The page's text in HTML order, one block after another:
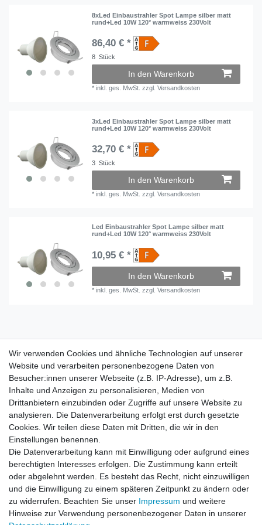
8xLed Einbaustrahler Spot Lampe silber matt
rund+Led 10W 120° warmweiss 230Volt
86,40 € *
8 Stück
In den Warenkorb
*inkl. ges. MwSt. zzgl.Versandkosten
3xLed Einbaustrahler Spot Lampe silber matt
rund+Led 10W 120° warmweiss 230Volt
32,70 € *
3 Stück
In den Warenkorb
*inkl. ges. MwSt. zzgl.Versandkosten
Led Einbaustrahler Spot Lampe silber matt
rund+Led 10W 120° warmweiss 230Volt
10,95 € *
In den Warenkorb
*inkl. ges. MwSt. zzgl.Versandkosten
Wir verwenden Cookies und ähnliche Technologien auf unserer
Website und verarbeiten personenbezogene Daten von
Besucher:innen unserer Webseite (z.B. IP-Adresse), um z.B.
Inhalte und Anzeigen zu personalisieren, Medien von
Drittanbietern einzubinden oder Zugriffe auf unsere Website zu
analysieren. Die Datenverarbeitung erfolgt erst durch gesetzte
Cookies. Wir teilen diese Daten mit Dritten, die wir in den
Einstellungen benennen.
Die Datenverarbeitung kann mit Einwilligung oder aufgrund eines
berechtigten Interesses erfolgen. Die Zustimmung kann erteilt
oder abgelehnt werden. Es besteht das Recht, nicht einzuwilligen
und die Einwilligung zu einem späteren Zeitpunkt zu ändern oder
zu widerrufen. Beachten Sie unser Impressum und weitere
Hinweise zur Verwendung personenbezogener Daten in unserer
Impressum Daten­schutz­erklärung AGB
Barrierefreiheitserklärung
Vertrag widerrufen Kontakt
Wir verwenden Cookies und ähnliche Technologien auf unserer
Website und verarbeiten personenbezogene Daten von
Besucher:innen unserer Webseite (z.B. IP-Adresse), um z.B.
Inhalte und Anzeigen zu personalisieren, Medien von
Drittanbietern einzubinden oder Zugriffe auf unsere Website zu
analysieren. Die Datenverarbeitung erfolgt erst durch gesetzte
Cookies. Wir teilen diese Daten mit Dritten, die wir in den
Einstellungen benennen.
Die Datenverarbeitung kann mit Einwilligung oder aufgrund eines
berechtigten Interesses erfolgen. Die Zustimmung kann erteilt
oder abgelehnt werden. Es besteht das Recht, nicht einzuwilligen
und die Einwilligung zu einem späteren Zeitpunkt zu ändern oder
zu widerrufen. Beachten Sie unser Impressum und weitere
Hinweise zur Verwendung personenbezogener Daten in unserer